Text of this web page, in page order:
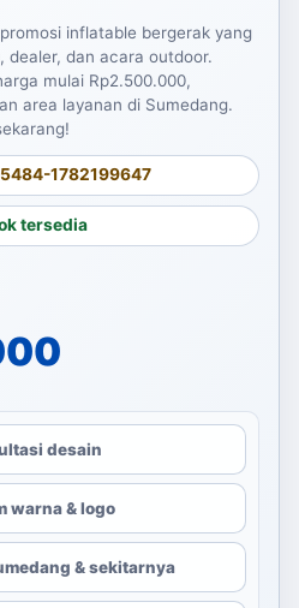
inflatable bergerak yang
dealer, dan acara outdoor.
mulai Rp2.500.000,
area layanan di Sumedang.
5484-1782199647
tersedia
adalah:
ini adalah:
desain
warna & logo
& sekitarnya